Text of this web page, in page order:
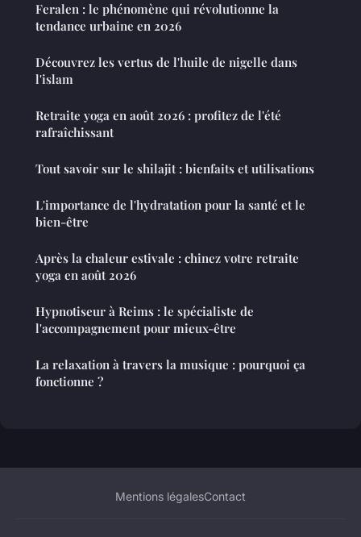
Feralen : le phénomène qui révolutionne la
tendance urbaine en 2026
Découvrez les vertus de l'huile de nigelle dans
l'islam
Retraite yoga en août 2026 : profitez de l'été
rafraîchissant
Tout savoir sur le shilajit : bienfaits et utilisations
L'importance de l'hydratation pour la santé et le
bien-être
Après la chaleur estivale : chinez votre retraite
yoga en août 2026
Hypnotiseur à Reims : le spécialiste de
l'accompagnement pour mieux-être
La relaxation à travers la musique : pourquoi ça
fonctionne ?
Mentions légalesContact